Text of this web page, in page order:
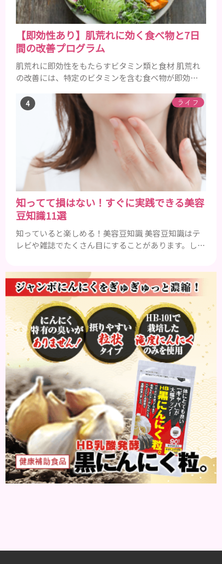
【即効性あり】肌荒れに効く食べ物と7日
間の改善プログラム
肌荒れに即効性をもたらすビタミン類と食材 肌荒れ
の改善には、特定のビタミンを含む食べ物が即効性
を高め、荒れた肌を内側から修復する栄養素です。
ビタミンA：レバー、人参、ほうれん草など レバー、
人参、ほうれん草などに含まれるビタミンAは、肌の
ターンオーバーを正常化し、肌荒れを素早く修復し
ます。特にレバーは吸収率の高いレチノールを含み、
即効性が期待でき...
ライフ
知ってて損はない！すぐに実践できる美容
豆知識11選
知っていると楽しめる！美容豆知識 美容豆知識はテ
レビや雑誌でたくさん目にすることがあります。しか
に試してみると、意外に違っていたということも多い
ものです。あらゆる情報の中から、何が正しいのかを
見極めるのはとても難しいです。 美容豆知識は、友
人同士で話すととても楽しめますし、雑学の1つとし
て話のネタになります。今回は、幅広い美容豆知識の
あれこれを集めたの...